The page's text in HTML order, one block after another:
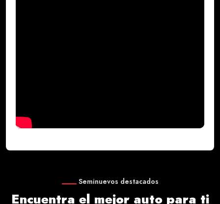
Seminuevos destacados
Encuentra el mejor auto para ti